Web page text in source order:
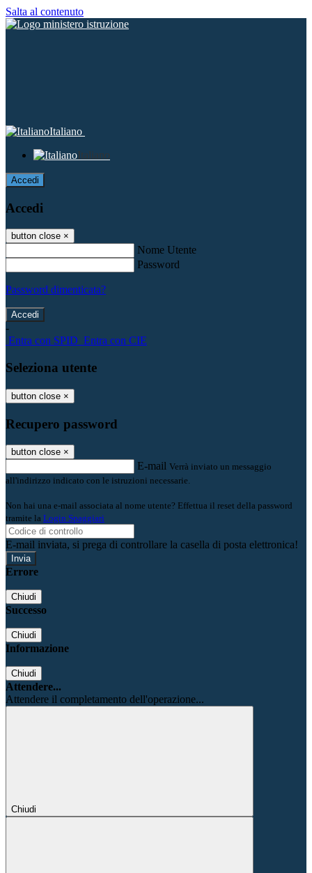
Salta al contenuto
Italiano
Italiano
Accedi
Accedi
button close ×
Nome Utente
Password
Password dimenticata?
-
Entra con SPID Entra con CIE
Seleziona utente
button close ×
Recupero password
button close ×
E-mail Verrà inviato un messaggio
all'indirizzo indicato con le istruzioni necessarie.
Non hai una e-mail associata al nome utente? Effettua il reset della password
tramite la Login Spaggiari
E-mail inviata, si prega di controllare la casella di posta elettronica!
Errore
Chiudi
Successo
Chiudi
Informazione
Chiudi
Attendere...
Attendere il completamento dell'operazione...
Chiudi